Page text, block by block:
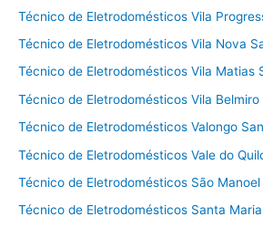
Técnico de Eletrodomésticos Vila
Técnico de Eletrodomésticos Vila Nova
Técnico de Eletrodomésticos Vila Matias
Técnico de Eletrodomésticos Vila Belmiro
Técnico de Eletrodomésticos Valongo
Técnico de Eletrodomésticos Vale do
Técnico de Eletrodomésticos São Manoel
Técnico de Eletrodomésticos Santa